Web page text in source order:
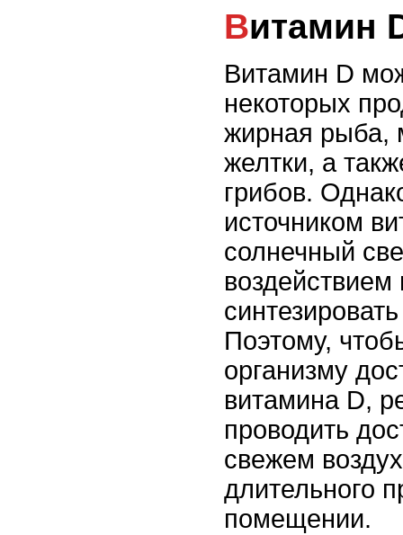
Витамин
Витамин D
некоторых
жирная рыба,
желтки, а
грибов.
источником
солнечный
Поэтому,
организму
витамина D,
проводить
свежем
длительного
помещении.